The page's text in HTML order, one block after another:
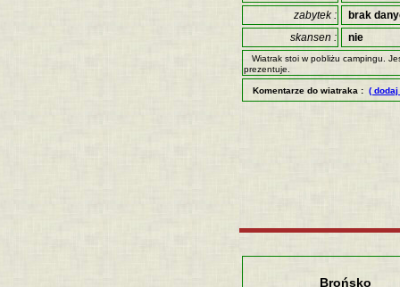
zabytek :
brak
skansen :
nie
Wiatrak stoi w pobliżu campingu.
prezentuje.
Komentarze do wiatraka : (
Brońsko